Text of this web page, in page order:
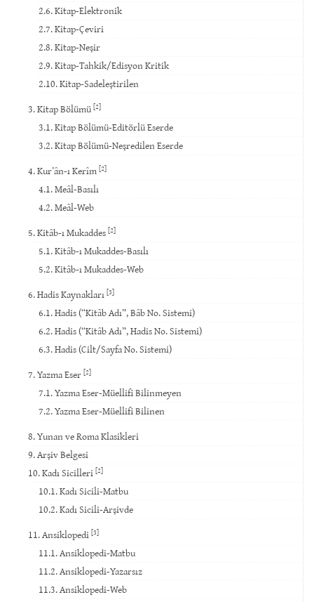
2.6. Kitap-Elektronik
2.7. Kitap-Çeviri
2.8. Kitap-Neşir
2.9. Kitap-Tahkik/Edisyon Kritik
2.10. Kitap-Sadeleştirilen
3. Kitap Bölümü [2]
3.1. Kitap Bölümü-Editörlü Eserde
3.2. Kitap Bölümü-Neşredilen Eserde
4. Kur’ân-ı Kerîm [2]
4.1. Meâl-Basılı
4.2. Meâl-Web
5. Kitâb-ı Mukaddes [2]
5.1. Kitâb-ı Mukaddes-Basılı
5.2. Kitâb-ı Mukaddes-Web
6. Hadis Kaynakları [3]
6.1. Hadis (“Kitâb Adı”, Bâb No. Sistemi)
6.2. Hadis (“Kitâb Adı”, Hadis No. Sistemi)
6.3. Hadis (Cilt/Sayfa No. Sistemi)
7. Yazma Eser [2]
7.1. Yazma Eser-Müellifi Bilinmeyen
7.2. Yazma Eser-Müellifi Bilinen
8. Yunan ve Roma Klasikleri
9. Arşiv Belgesi
10. Kadı Sicilleri [2]
10.1. Kadı Sicili-Matbu
10.2. Kadı Sicili-Arşivde
11. Ansiklopedi [3]
11.1. Ansiklopedi-Matbu
11.2. Ansiklopedi-Yazarsız
11.3. Ansiklopedi-Web